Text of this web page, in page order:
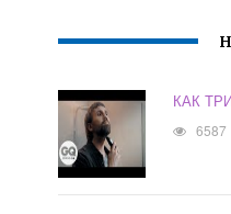
КАК
6587